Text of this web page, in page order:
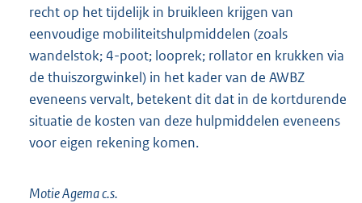
recht op het tijdelijk in bruikleen krijgen van
eenvoudige mobiliteitshulpmiddelen (zoals
wandelstok; 4-poot; looprek; rollator en krukken via
de thuiszorgwinkel) in het kader van de AWBZ
eveneens vervalt, betekent dit dat in de kortdurende
situatie de kosten van deze hulpmiddelen eveneens
voor eigen rekening komen.
Motie Agema c.s.